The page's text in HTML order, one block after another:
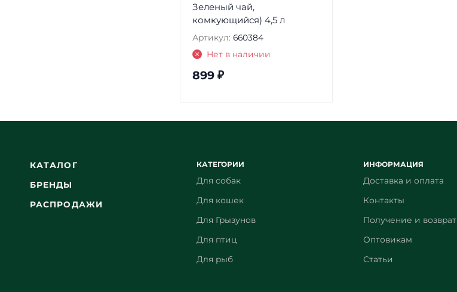
Зеленый чай,
комкующийся) 4,5 л
Артикул: 660384
Нет в наличии
899 ₽
КАТАЛОГ
БРЕНДЫ
РАСПРОДАЖИ
КАТЕГОРИИ
Для собак
Для кошек
Для Грызунов
Для птиц
Для рыб
ИНФОРМАЦИЯ
Доставка и оплата
Контакты
Получение и возврат
Оптовикам
Статьи